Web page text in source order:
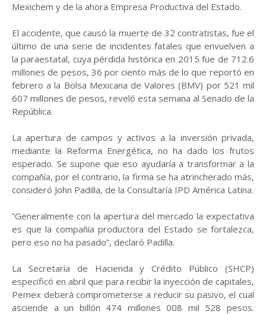
Mexichem y de la ahora Empresa Productiva del Estado.
El accidente, que causó la muerte de 32 contratistas, fue el
último de una serie de incidentes fatales que envuelven a
la paraestatal, cuya pérdida histórica en 2015 fue de 712.6
millones de pesos, 36 por ciento más de lo que reportó en
febrero a la Bolsa Mexicana de Valores (BMV) por 521 mil
607 millones de pesos, reveló esta semana al Senado de la
República.
La apertura de campos y activos a la inversión privada,
mediante la Reforma Energética, no ha dado los frutos
esperado. Se supone que eso ayudaría a transformar a la
compañía, por el contrario, la firma se ha atrincherado más,
consideró John Padilla, de la Consultaría IPD América Latina.
“Generalmente con la apertura del mercado la expectativa
es que la compañía productora del Estado se fortalezca,
pero eso no ha pasado”, declaró Padilla.
La Secretaría de Hacienda y Crédito Público (SHCP)
especificó en abril que para recibir la inyección de capitales,
Pemex deberá comprometerse a reducir su pasivo, el cual
asciende a un billón 474 millones 008 mil 528 pesos.